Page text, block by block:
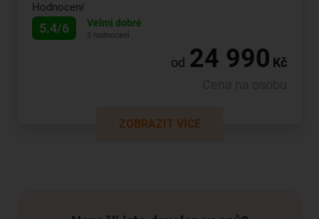
Hodnocení
5.4/6 Velmi dobré
5 hodnocení
od 24 990 Kč
ZOBRAZIT VÍCE